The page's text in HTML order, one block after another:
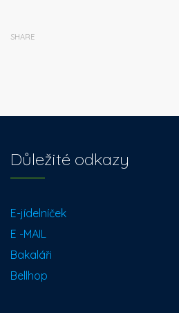
SHARE
Důležité odkazy
E-jídelníček
E -MAIL
Bakaláři
Bellhop